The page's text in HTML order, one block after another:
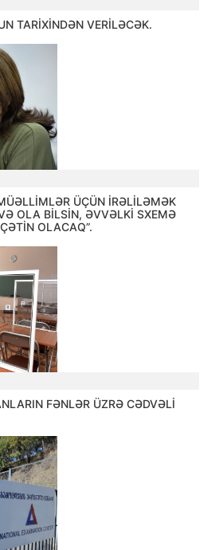
TARİXİNDƏN VERİLƏCƏK.
ÜÇÜN İRƏLİLƏMƏK
OLA BİLSİN, ƏVVƏLKİ SXEMƏ
OLACAQ”.
FƏNLƏR ÜZRƏ CƏDVƏLİ